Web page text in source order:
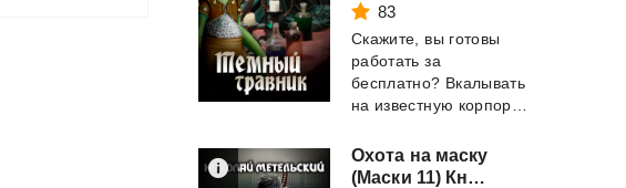
83
Скажите, вы готовы
работать за
бесплатно? Вкалывать
Охота на маску
(Маски 11) Книга одиннадцатая